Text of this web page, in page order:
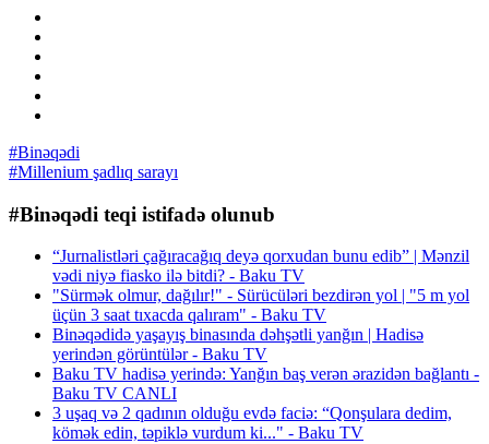
#Binəqədi
#Millenium şadlıq sarayı
#Binəqədi teqi istifadə olunub
“Jurnalistləri çağıracağıq deyə qorxudan bunu edib” | Mənzil
vədi niyə fiasko ilə bitdi? - Baku TV
"Sürmək olmur, dağılır!" - Sürücüləri bezdirən yol | "5 m yol
üçün 3 saat tıxacda qalıram" - Baku TV
Binəqədidə yaşayış binasında dəhşətli yanğın | Hadisə
yerindən görüntülər - Baku TV
Baku TV hadisə yerində: Yanğın baş verən ərazidən bağlantı -
Baku TV CANLI
3 uşaq və 2 qadının olduğu evdə faciə: “Qonşulara dedim,
kömək edin, təpiklə vurdum ki..." - Baku TV